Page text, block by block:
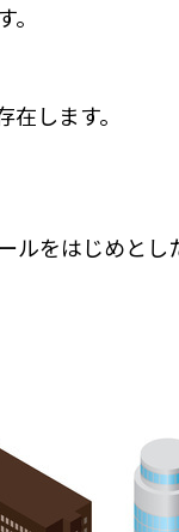
します。
ルをはじめと